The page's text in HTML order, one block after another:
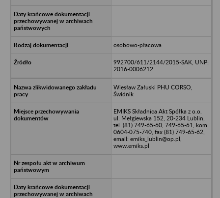
osobowo-płacowa
992700/611/2144/2015-SAK, UNP:
2016-0006212
Wiesław Załuski PHU CORSO,
Świdnik
EMIKS Składnica Akt Spółka z o.o.
ul. Mełgiewska 152, 20-234 Lublin,
tel. (81) 749-65-60, 749-65-61, kom.
0604-075-740, fax (81) 749-65-62,
email: emiks_lublin@op.pl,
www.emiks.pl